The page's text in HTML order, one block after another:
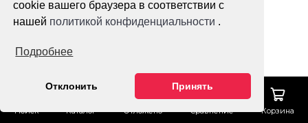
cookie вашего браузера в соответствии с
нашей политикой конфиденциальности .
Подробнее
Отклонить Принять
Поиск Каталог Отложено Сравнение Корзина
Что мы делаем за вас:
— Проводим техосмотр и диагностику;
— Подбираем новую модель;
Мы — официальные партнёры AVANTIS. Работая
напрямую с брендом, мы можем предложить лучшие